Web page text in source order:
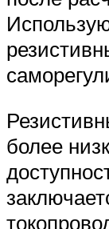
более